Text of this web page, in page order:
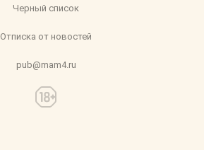
Черный список
Отписка от новостей
pub@mam4.ru